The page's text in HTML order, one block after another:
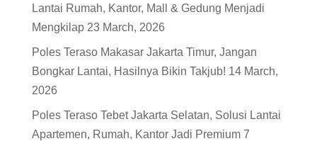
Lantai Rumah, Kantor, Mall & Gedung Menjadi
Mengkilap 23 March, 2026
Poles Teraso Makasar Jakarta Timur, Jangan
Bongkar Lantai, Hasilnya Bikin Takjub! 14 March,
2026
Poles Teraso Tebet Jakarta Selatan, Solusi Lantai
Apartemen, Rumah, Kantor Jadi Premium 7